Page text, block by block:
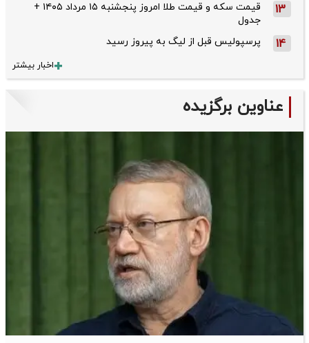
13
قیمت سکه و قیمت طلا امروز پنجشنبه ۱۵ مرداد ۱۴۰۵ +
جدول
14 پرسپولیس قبل از لیگ به پیروز رسید
اخبار بیشتر
عناوین برگزیده